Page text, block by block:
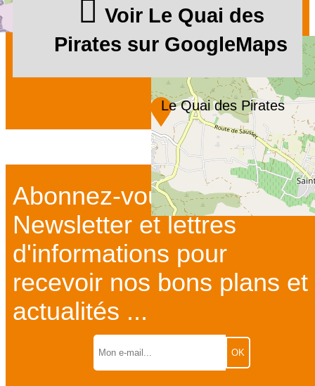
Le Quai des Pirates
Voir Le Quai des
Pirates sur GoogleMaps
Abonnez-vous à notre
Newsletter et lettres
d'informations pour
recevoir nos bons plans et
actualités ...